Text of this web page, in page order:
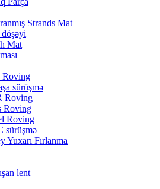
Strands Mat
Mat
Roving
sürüşmə
Roving
Roving
Roving
sürüşmə
Yuxarı Fırlanma
lent